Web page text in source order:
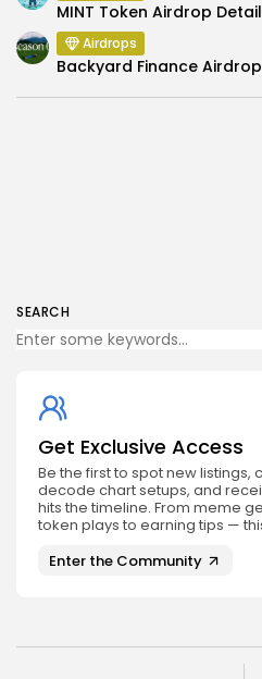
SEARCH
Get Exclusive Access
Be the first to spot new
decode chart setups, and
hits the timeline. From meme
token plays to earning tips —
Enter the Community
MINT Token Airdrop
Airdrops
Backyard Finance